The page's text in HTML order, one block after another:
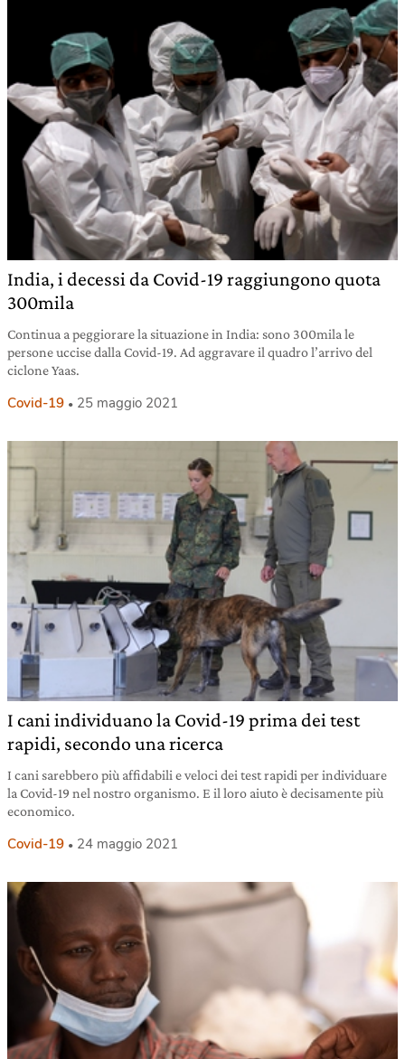
India, i decessi da Covid-19 raggiungono quota
300mila
Continua a peggiorare la situazione in India: sono 300mila le
persone uccise dalla Covid-19. Ad aggravare il quadro l’arrivo del
ciclone Yaas.
Covid-19 25 maggio 2021
I cani individuano la Covid-19 prima dei test
rapidi, secondo una ricerca
I cani sarebbero più affidabili e veloci dei test rapidi per individuare
la Covid-19 nel nostro organismo. E il loro aiuto è decisamente più
economico.
Covid-19 24 maggio 2021